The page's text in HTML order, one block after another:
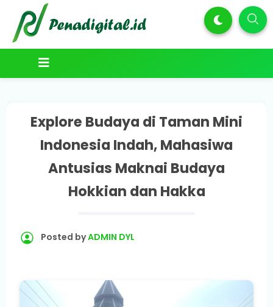
Explore Budaya di Taman Mini
Indonesia Indah, Mahasiwa
Antusias Maknai Budaya
Hokkian dan Hakka
Posted byADMIN DYL